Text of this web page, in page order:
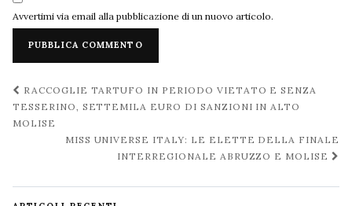
Avvertimi via email alla pubblicazione di un nuovo articolo.
Navigazione
post
RACCOGLIE TARTUFO IN PERIODO VIETATO E SENZA
TESSERINO, SETTEMILA EURO DI SANZIONI IN ALTO
MOLISE
MISS UNIVERSE ITALY: LE ELETTE DELLA FINALE
INTERREGIONALE ABRUZZO E MOLISE